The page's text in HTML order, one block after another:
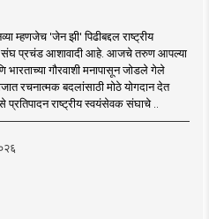
म्हणजेच 'जेन झी' पिढीबद्दल राष्ट्रीय
प्रचंड आशावादी आहे. आजचे तरुण आपल्या
भारताच्या गौरवाशी मनापासून जोडले गेले
रचनात्मक बदलांसाठी मोठे योगदान देत
राष्ट्रीय स्वयंसेवक संघाचे ..